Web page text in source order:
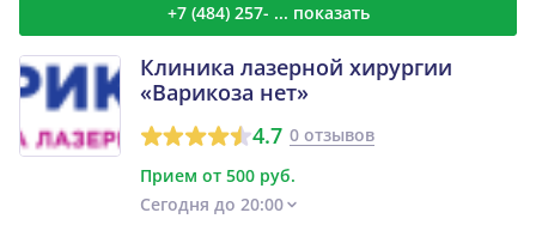
+7 (484) 257- ... показать
Клиника лазерной хирургии
«Варикоза нет»
4.7 0 отзывов
Прием от 500 руб.
Сегодня до 20:00